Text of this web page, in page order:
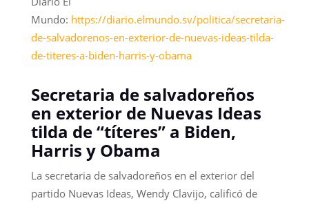
Mundo: https://diario.elmundo.sv/politica/secretaria-
de-salvadorenos-en-exterior-de-nuevas-ideas-tilda-
de-titeres-a-biden-harris-y-obama
Secretaria de salvadoreños
en exterior de Nuevas Ideas
tilda de “títeres” a Biden,
Harris y Obama
La secretaria de salvadoreños en el exterior del
partido Nuevas Ideas, Wendy Clavijo, calificó de